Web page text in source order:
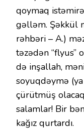
qoymaq
gəlləm. Şəkkül
rəhbəri – A.)
təzədən “flyus”
də inşallah,
soyuqdəymə
çürütmüş
salamlar! Bir
kağız qurtardı.